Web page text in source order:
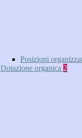
Posizioni
Dotazione organica 2